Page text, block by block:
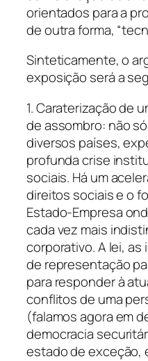
orientados para a
de outra forma,
Sinteticamente, o
exposição será a
1. Caraterização de
de assombro: não
diversos países,
profunda crise
sociais. Há um
direitos sociais e o
Estado-Empresa
cada vez mais
corporativo. A lei,
de representação
para responder à
conflitos de uma
(falamos agora em
democracia
estado de exceção,